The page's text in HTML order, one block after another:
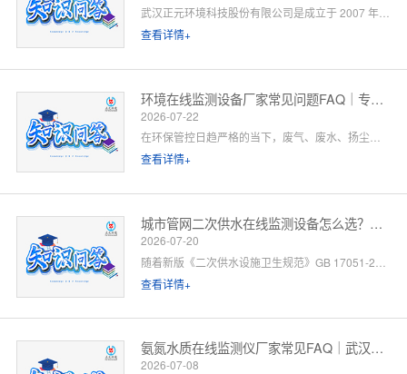
查看详情+
环境在线监测设备厂家常见问题FAQ｜专业厂家答疑解惑
2026-07-22
在环保管控日趋严格的当下，废气、废水、扬尘、噪声等环境在线监测设备已成为工矿企业、园区、市政工程必备的合规配套设施。很多客户在选型、合作、安装运维过程中，常会遇到厂家资质、设备精度、数据联网、售后保障等各类问题。 作为专业环境在线监测设备源头厂家，我们深耕环境监测领域多年，拥有自主研发、生产、销售、运维全链条服务能力。下面针对行业高频咨询问题，整理系统化FAQ答疑，一站式解决您的合作与选型顾虑。 一、厂家实力与资质相关问题
查看详情+
城市管网二次供水在线监测设备怎么选？水务单位高频 FAQ
2026-07-20
查看详情+
氨氮水质在线监测仪厂家常见FAQ｜武汉正元环境专业解答
2026-07-08